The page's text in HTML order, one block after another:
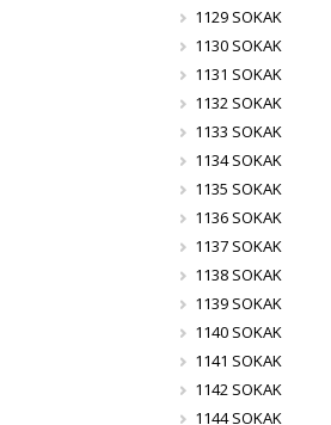
1129 SOKAK
1130 SOKAK
1131 SOKAK
1132 SOKAK
1133 SOKAK
1134 SOKAK
1135 SOKAK
1136 SOKAK
1137 SOKAK
1138 SOKAK
1139 SOKAK
1140 SOKAK
1141 SOKAK
1142 SOKAK
1144 SOKAK